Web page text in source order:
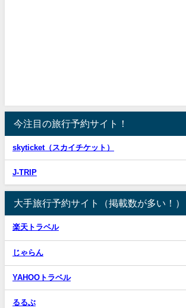
今注目の旅行予約サイト！
skyticket（スカイチケット）
J-TRIP
大手旅行予約サイト（掲載数が多い！）
楽天トラベル
じゃらん
YAHOOトラベル
るるぶ